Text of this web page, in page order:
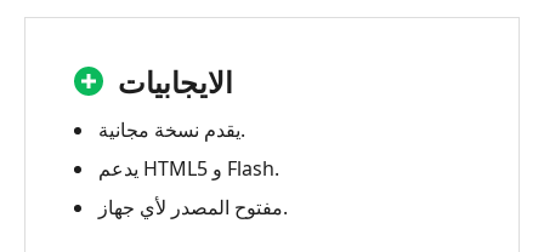
الايجابيات
يقدم نسخة مجانية.
يدعم HTML5 و Flash.
مفتوح المصدر لأي جهاز.